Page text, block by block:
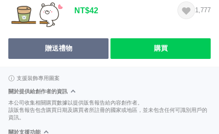
NT$42 1,777
贈送禮物 購買
支援裝飾專用圖案
關於提供給創作者的資訊
本公司收集相關購買數據以提供販售報告給內容創作者。
該販售報告包含購買日期及購買者所註冊的國家或地區，並未包含任何可識別用戶的
資訊。
關於支援功能